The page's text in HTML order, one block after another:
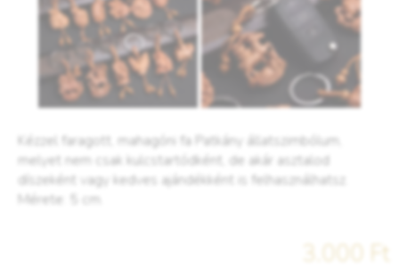
Kézzel faragott, mahagóni fa Patkány állatszimbólum,
melyet nem csak kulcstartódként, de akár asztalod
díszeként vagy kedves ajándékként is felhasználhatsz.
Mérete: 5 cm.
3.000 Ft